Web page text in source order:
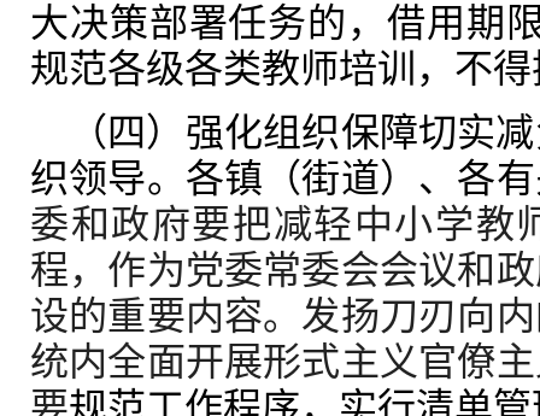
大决策部署任务的，借用期
规范各级各类教师培训，不
（四）强化组织保障切实
织领导。各镇（街道）、各
委和政府要把减轻中小学教
程，作为党委常委会会议和
设的重要内容。发扬刀刃向
统内全面开展形式主义官僚